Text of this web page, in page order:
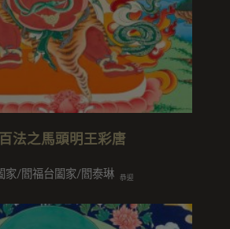
法之馬頭明王彩唐
家/閻福台闔家/閻泰琳 恭迎